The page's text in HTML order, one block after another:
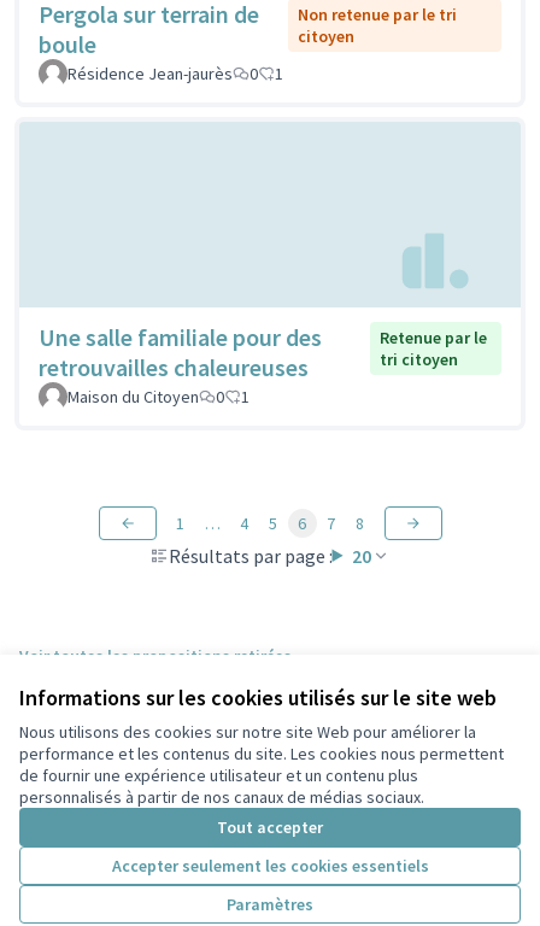
Informations sur les cookies utilisés sur le site web
Nous utilisons des cookies sur notre site Web pour améliorer la
performance et les contenus du site. Les cookies nous permettent
de fournir une expérience utilisateur et un contenu plus
personnalisés à partir de nos canaux de médias sociaux.
Tout accepter
Accepter seulement les cookies essentiels
Paramètres
Pergola sur terrain de
boule
Non retenue par le tri
citoyen
Résidence Jean-jaurès
0 1
Une salle familiale pour des
retrouvailles chaleureuses
Retenue par le
tri citoyen
Maison du Citoyen
0 1
Résultats par page : 20
1 … 4 5 6 7 8
Voir toutes les propositions retirées
Conditions d'utilisation
Paramètres des cookies
Participez Villeurbanne sur X
(Lien externe)
Participez Villeurbanne sur Facebook
Participez Villeurbanne sur Instagram
Participez Villeurbanne sur YouTube
(Lien externe)
Site réalisé grâce aulogiciel libre Decidim .
Licence
(Lien